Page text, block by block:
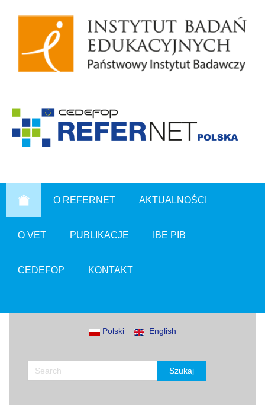
O REFERNET AKTUALNOŚCI
O VET PUBLIKACJE IBE PIB
CEDEFOP KONTAKT
Polski English